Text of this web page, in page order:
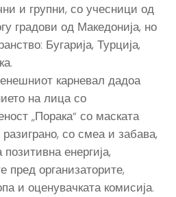
и групни, со учесници од
градови од Македонија, но
Бугарија, Турција,
карневал дадоа
на лица со
„Порака“ со маската
со смеа и забава,
енергија,
организаторите,
и оценувачката комисија.